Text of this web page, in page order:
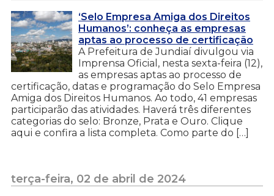
‘Selo Empresa Amiga dos Direitos
Humanos’: conheça as empresas
aptas ao processo de certificação
A Prefeitura de Jundiaí divulgou via
Imprensa Oficial, nesta sexta-feira (12),
as empresas aptas ao processo de
certificação, datas e programação do Selo Empresa
Amiga dos Direitos Humanos. Ao todo, 41 empresas
participarão das atividades. Haverá três diferentes
categorias do selo: Bronze, Prata e Ouro. Clique
aqui e confira a lista completa. Como parte do […]
terça-feira, 02 de abril de 2024